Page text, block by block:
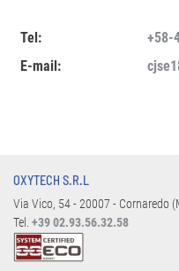
Tel:
+58-
E-mail:
OXYTECH S.R.L
Via Vico, 54 - 20007 - Cornaredo
Tel. +39 02.93.56.32.58